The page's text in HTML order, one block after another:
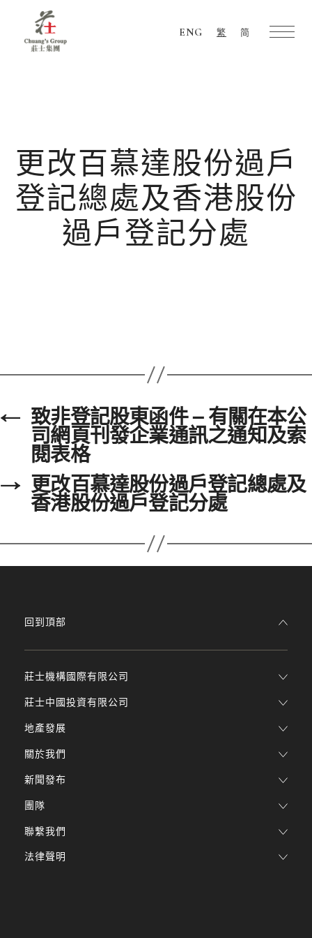
ENG 繁 简
更改百慕達股份過戶
登記總處及香港股份
過戶登記分處
← 致非登記股東函件 – 有關在本公
司網頁刊發企業通訊之通知及索
閱表格
→ 更改百慕達股份過戶登記總處及
香港股份過戶登記分處
莊士機構國際有限公司
莊士中國投資有限公司
地產發展
關於我們
新聞發布
團隊
回到頂部
聯繫我們
法律聲明